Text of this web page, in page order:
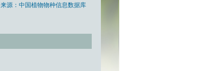
来源：中国植物物种信息数据库